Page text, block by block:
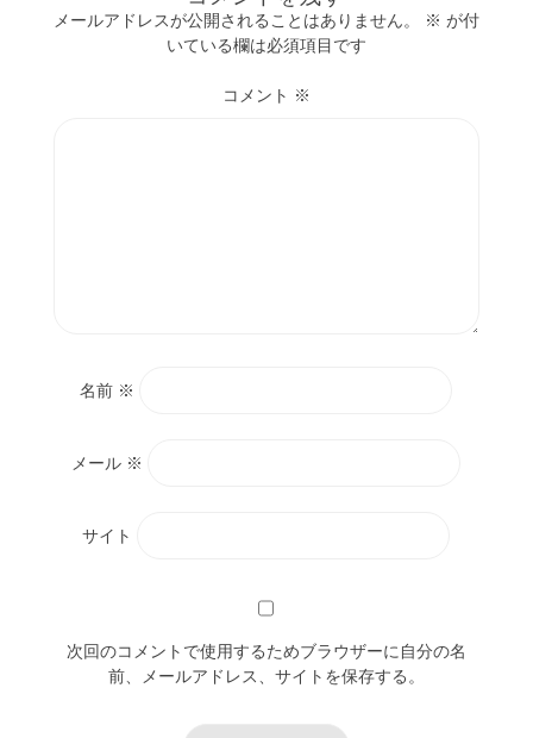
メールアドレスが公開されることはありません。 ※ が付
いている欄は必須項目です
コメント ※
名前 ※
メール ※
サイト
次回のコメントで使用するためブラウザーに自分の名
前、メールアドレス、サイトを保存する。